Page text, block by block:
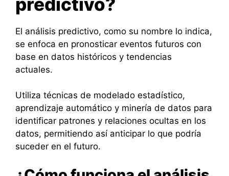
El análisis predictivo, como su nombre lo indica,
se enfoca en pronosticar eventos futuros con
base en datos históricos y tendencias
actuales.
Utiliza técnicas de modelado estadístico,
aprendizaje automático y minería de datos para
identificar patrones y relaciones ocultas en los
datos, permitiendo así anticipar lo que podría
suceder en el futuro.